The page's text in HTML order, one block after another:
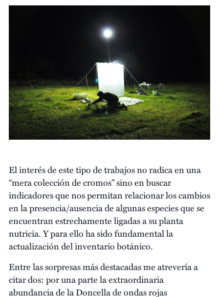
El interés de este tipo de trabajos no radica en una
“mera colección de cromos” sino en buscar
indicadores que nos permitan relacionar los cambios
en la presencia/ausencia de algunas especies que se
encuentran estrechamente ligadas a su planta
nutricia. Y para ello ha sido fundamental la
actualización del inventario botánico.
Entre las sorpresas más destacadas me atrevería a
citar dos: por una parte la extraordinaria
abundancia de la Doncella de ondas rojas